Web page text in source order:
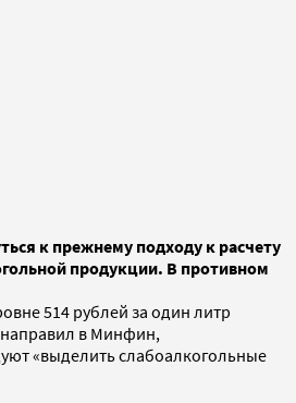
к прежнему подходу к расчету
продукции. В противном
514 рублей за один литр
направил в Минфин,
«выделить слабоалкогольные